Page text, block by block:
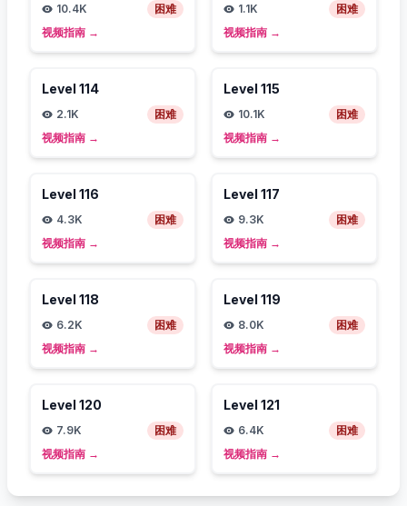
10.4K
困难
视频指南 →
1.1K
困难
视频指南 →
Level 114
2.1K
困难
视频指南 →
Level 115
10.1K
困难
视频指南 →
Level 116
4.3K
困难
视频指南 →
Level 117
9.3K
困难
视频指南 →
Level 118
6.2K
困难
视频指南 →
Level 119
8.0K
困难
视频指南 →
Level 120
7.9K
困难
视频指南 →
Level 121
6.4K
困难
视频指南 →